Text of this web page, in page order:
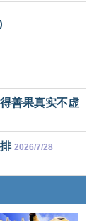
善果真实不虚
2026/7/28